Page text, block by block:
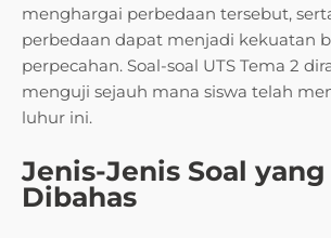
menghargai perbedaan tersebut,
perbedaan dapat menjadi kekuatan
perpecahan. Soal-soal UTS Tema 2
menguji sejauh mana siswa telah
luhur ini.
Jenis-Jenis Soal
Dibahas